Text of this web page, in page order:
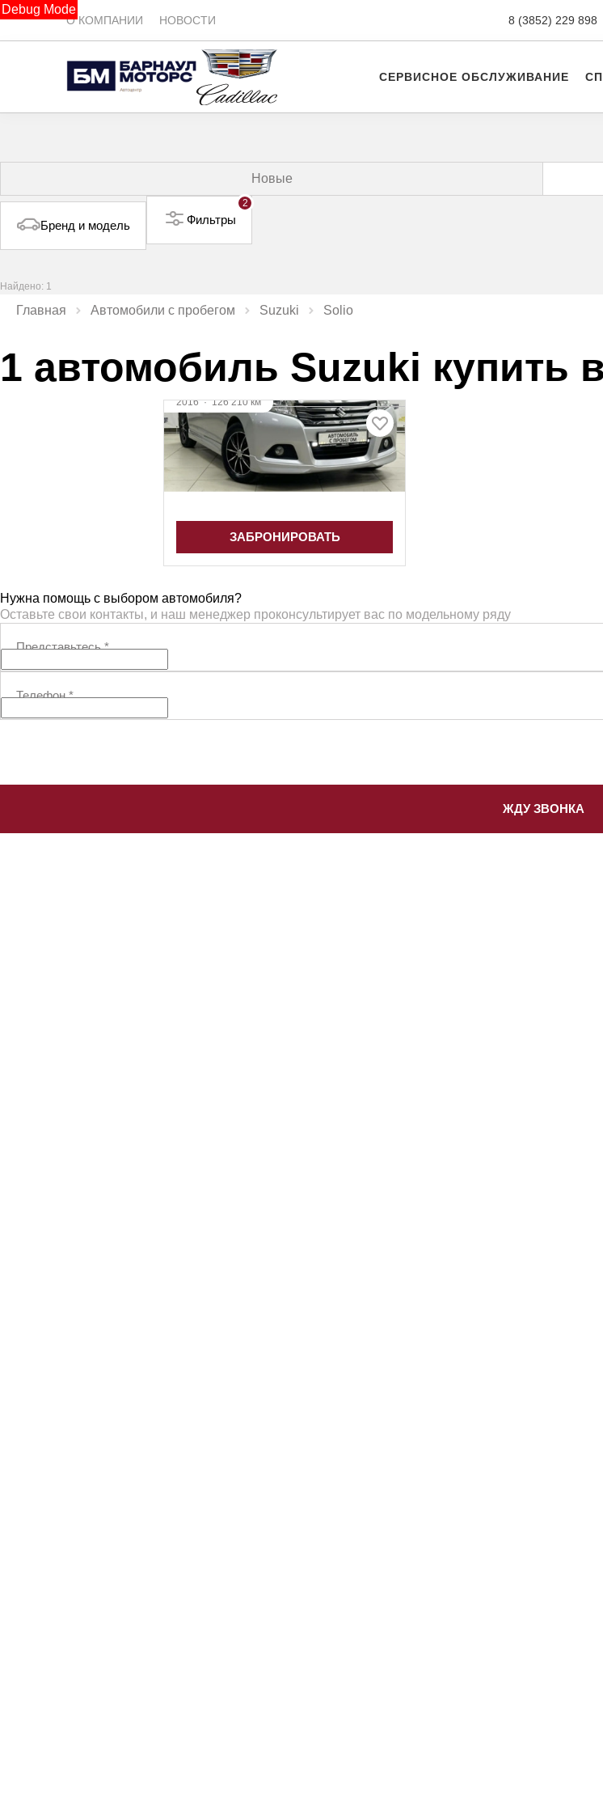
Debug Mode
8 (3852) 229 898
О КОМПАНИИ НОВОСТИ
СЕРВИСНОЕ ОБСЛУЖИВАНИЕ
Новые
Бренд и модель
2
Фильтры
Найдено: 1
Главная Автомобили с пробегом Suzuki Solio
1 автомобиль Suzuki купить
2016·126 210 км
Suzuki Solio
1.2 л (91 л.с.), Вариатор, бензин,
полный
912 000 ₽
ЗАБРОНИРОВАТЬ
Нужна помощь с выбором автомобиля?
Оставьте свои контакты, и наш менеджер проконсультирует вас по модельному ряду
Представьтесь*
Телефон*
ЖДУ ЗВОНКА